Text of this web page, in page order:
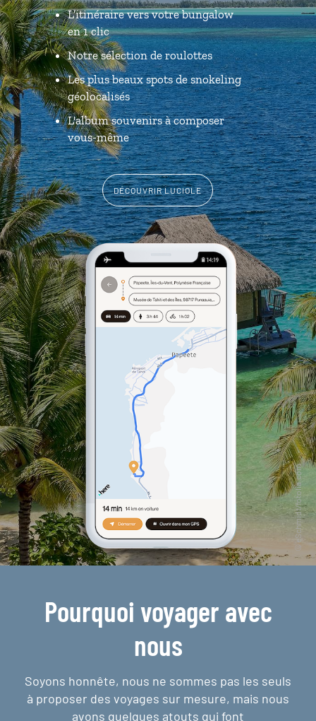
L’itinéraire vers votre bungalow
en 1 clic
Notre sélection de roulottes
Les plus beaux spots de snokeling
géolocalisés
L'album souvenirs à composer
vous-même
DÉCOUVRIR LUCIOLE
Pourquoi voyager avec
nous
Soyons honnête, nous ne sommes pas les seuls
à proposer des voyages sur mesure, mais nous
avons quelques atouts qui font